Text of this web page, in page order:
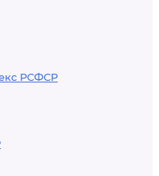
РСФСР